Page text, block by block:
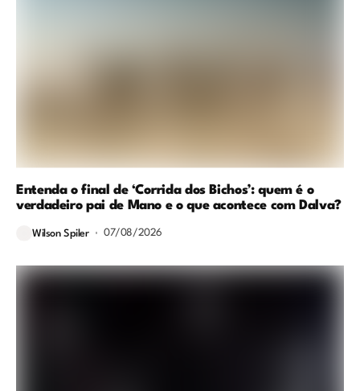
Entenda o final de ‘Corrida dos Bichos’: quem é o
verdadeiro pai de Mano e o que acontece com Dalva?
Wilson Spiler 07/08/2026